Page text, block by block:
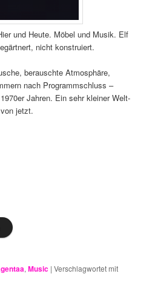
und Heute. Möbel und Musik. Elf
nicht konstruiert.
berauschte Atmosphäre,
nach Programmschluss –
Jahren. Ein sehr kleiner Welt-
jetzt.
,Music |Verschlagwortet mit